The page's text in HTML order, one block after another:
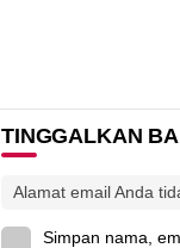
TINGGALKAN
Alamat email Anda
Simpan nama,